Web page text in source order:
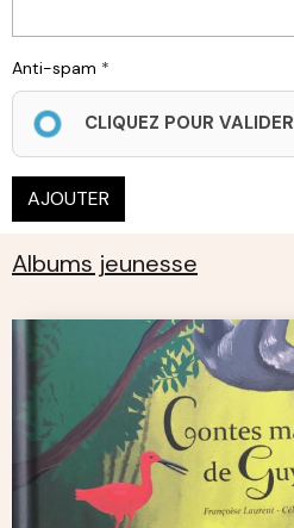
Anti-spam
CLIQUEZ POUR VALIDER
AJOUTER
Albums jeunesse